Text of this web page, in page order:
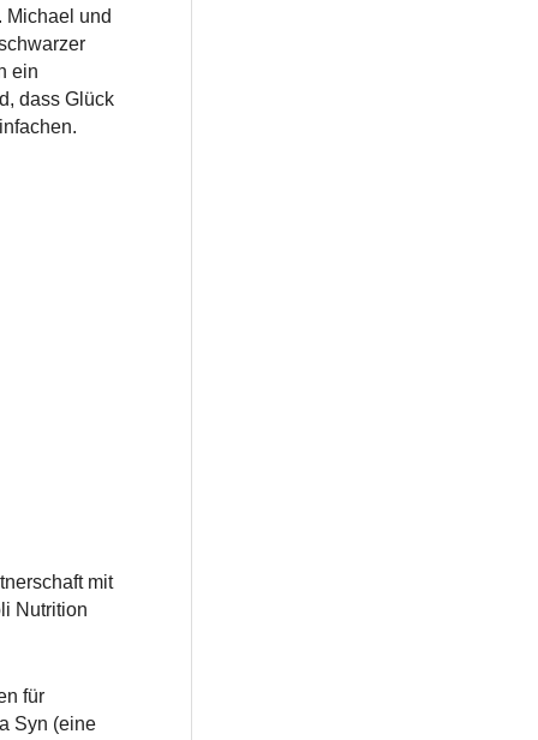
Michael und
ein
dass Glück
mit
Nutrition
für
Syn (eine